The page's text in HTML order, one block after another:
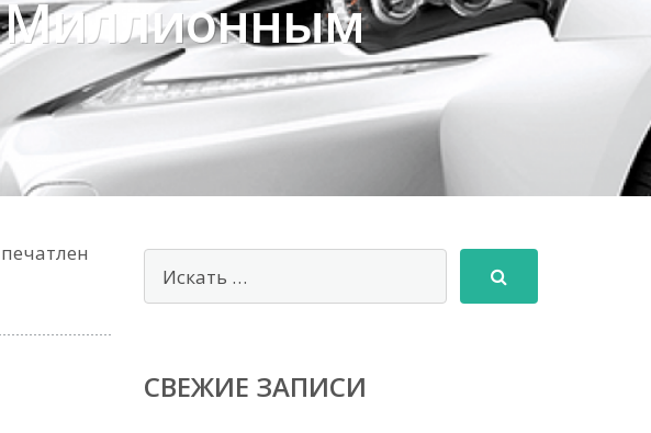
Миллионным
СВЕЖИЕ ЗАПИСИ